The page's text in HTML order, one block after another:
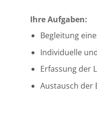
Ihre Aufgaben:
Begleitung
Individuelle
Erfassung der
Austausch der